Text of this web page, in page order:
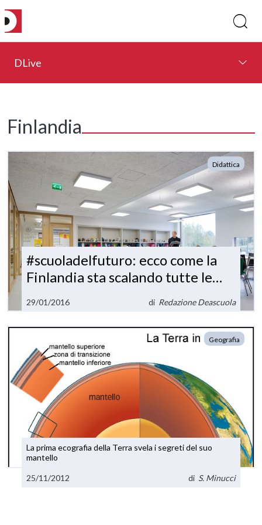
DLive
Finlandia
Didattica
#scuoladelfuturo: ecco come la
Finlandia sta scalando tutte le
29/01/2016 di Redazione Deascuola
Geografia
La prima ecografia della Terra svela i segreti del suo
mantello
25/11/2012 di S. Minucci